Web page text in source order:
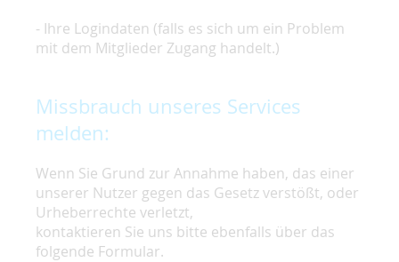
- Ihre Logindaten (falls es sich um ein Problem
mit dem Mitglieder Zugang handelt.)
Missbrauch unseres Services
melden:
Wenn Sie Grund zur Annahme haben, das einer
unserer Nutzer gegen das Gesetz verstößt, oder
Urheberrechte verletzt,
kontaktieren Sie uns bitte ebenfalls über das
folgende Formular.